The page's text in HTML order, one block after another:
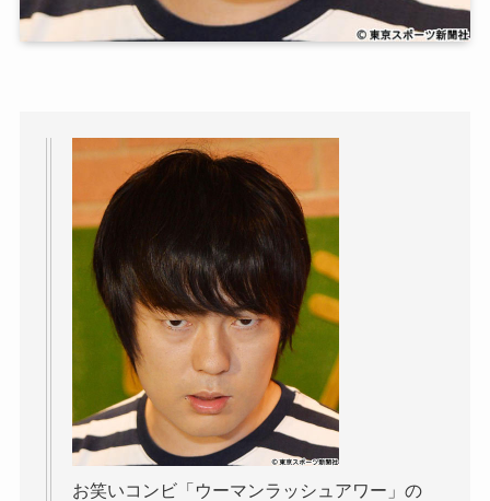
お笑いコンビ「ウーマンラッシュアワー」の